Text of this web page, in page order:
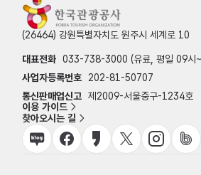
(26464) 강원특별자치도 원주시 세계로 10
대표전화 033-738-3000 (유료, 평일 09시
사업자등록번호
202-81-50707
통신판매업신고 제2009-서울중구-1234호
이용 가이드
찾아오시는 길